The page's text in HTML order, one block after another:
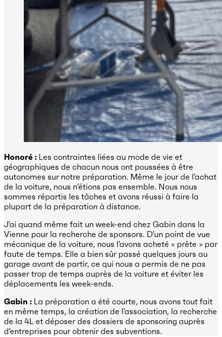
Honoré : Les contraintes liées au mode de vie et
géographiques de chacun nous ont poussées à être
autonomes sur notre préparation. Même le jour de l’achat
de la voiture, nous n’étions pas ensemble. Nous nous
sommes répartis les tâches et avons réussi à faire la
plupart de la préparation à distance.
J’ai quand même fait un week-end chez Gabin dans la
Vienne pour la recherche de sponsors. D’un point de vue
mécanique de la voiture, nous l’avons acheté « prête » par
faute de temps. Elle a bien sûr passé quelques jours au
garage avant de partir, ce qui nous a permis de ne pas
passer trop de temps auprès de la voiture et éviter les
déplacements les week-ends.
Gabin : La préparation a été courte, nous avons tout fait
en même temps, la création de l’association, la recherche
de la 4L et déposer des dossiers de sponsoring auprès
d’entreprises pour obtenir des subventions.